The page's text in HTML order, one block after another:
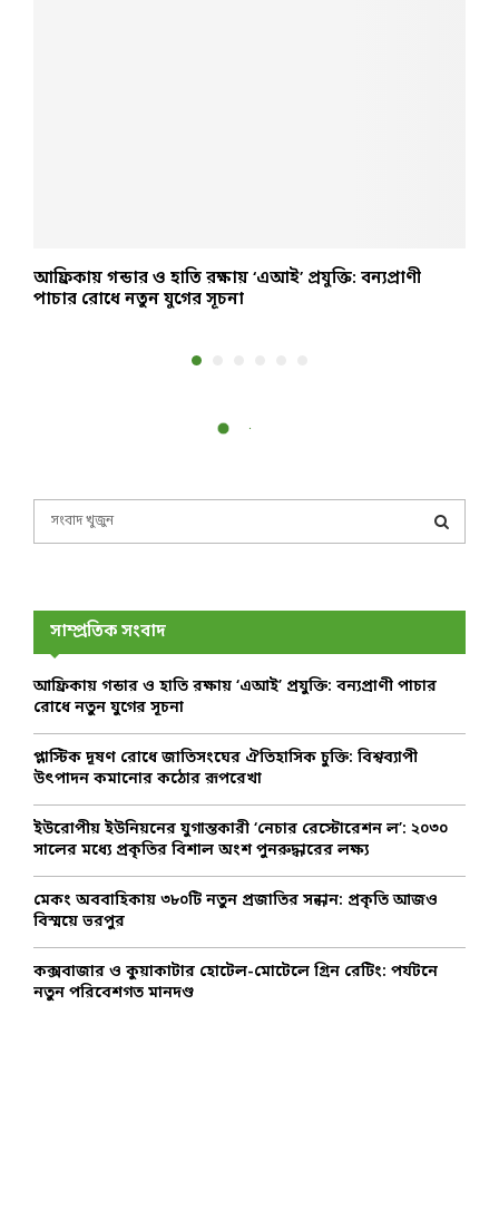
আফ্রিকায় গন্ডার ও হাতি রক্ষায় ‘এআই’ প্রযুক্তি: বন্যপ্রাণী
পাচার রোধে নতুন যুগের সূচনা
f
r
E
A
সাম্প্রতিক সংবাদ
আফ্রিকায় গন্ডার ও হাতি রক্ষায় ‘এআই’ প্রযুক্তি: বন্যপ্রাণী পাচার
রোধে নতুন যুগের সূচনা
প্লাস্টিক দূষণ রোধে জাতিসংঘের ঐতিহাসিক চুক্তি: বিশ্বব্যাপী
উৎপাদন কমানোর কঠোর রূপরেখা
ইউরোপীয় ইউনিয়নের যুগান্তকারী ‘নেচার রেস্টোরেশন ল’: ২০৩০
সালের মধ্যে প্রকৃতির বিশাল অংশ পুনরুদ্ধারের লক্ষ্য
মেকং অববাহিকায় ৩৮০টি নতুন প্রজাতির সন্ধান: প্রকৃতি আজও
বিস্ময়ে ভরপুর
কক্সবাজার ও কুয়াকাটার হোটেল-মোটেলে গ্রিন রেটিং: পর্যটনে
নতুন পরিবেশগত মানদণ্ড